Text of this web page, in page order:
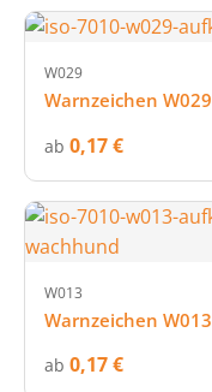
W029
Warnzeichen W029
ab 0,17 €
W013
Warnzeichen W013
ab 0,17 €